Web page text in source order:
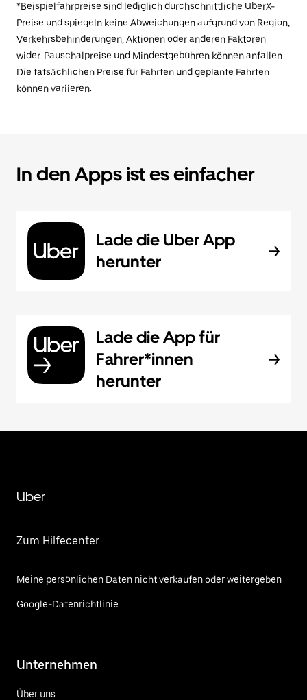
*Beispielfahrpreise sind lediglich durchschnittliche UberX-
Preise und spiegeln keine Abweichungen aufgrund von Region,
Verkehrsbehinderungen, Aktionen oder anderen Faktoren
wider. Pauschalpreise und Mindestgebühren können anfallen.
Die tatsächlichen Preise für Fahrten und geplante Fahrten
können variieren.
In den Apps ist es einfacher
Lade die Uber App
herunter
Lade die App für
Fahrer*innen
herunter
Uber
Zum Hilfecenter
Meine persönlichen Daten nicht verkaufen oder weitergeben
Google-Datenrichtlinie
Unternehmen
Über uns